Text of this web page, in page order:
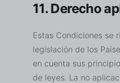
11. Derecho
Estas Condiciones se
legislación de los
en cuenta sus
de leyes. La no